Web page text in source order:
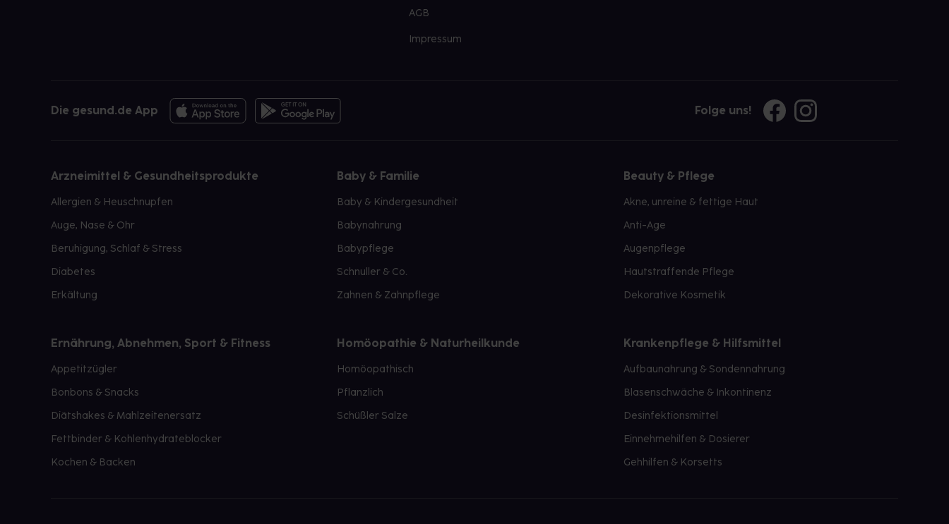
AGB
Impressum
Die gesund.de App Folge uns!
Arzneimittel & Gesundheitsprodukte
Allergien & Heuschnupfen
Auge, Nase & Ohr
Beruhigung, Schlaf & Stress
Diabetes
Erkältung
Baby & Familie
Baby & Kindergesundheit
Babynahrung
Babypflege
Schnuller & Co.
Zahnen & Zahnpflege
Beauty & Pflege
Akne, unreine & fettige Haut
Anti-Age
Augenpflege
Hautstraffende Pflege
Dekorative Kosmetik
Ernährung, Abnehmen, Sport & Fitness
Appetitzügler
Bonbons & Snacks
Diätshakes & Mahlzeitenersatz
Fettbinder & Kohlenhydrateblocker
Kochen & Backen
Homöopathie & Naturheilkunde
Homöopathisch
Pflanzlich
Schüßler Salze
Krankenpflege & Hilfsmittel
Aufbaunahrung & Sondennahrung
Blasenschwäche & Inkontinenz
Desinfektionsmittel
Einnehmehilfen & Dosierer
Gehhilfen & Korsetts